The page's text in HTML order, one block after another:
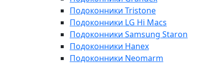
Подоконники Tristone
Подоконники LG Hi Macs
Подоконники Samsung Staron
Подоконники Hanex
Подоконники Neomarm